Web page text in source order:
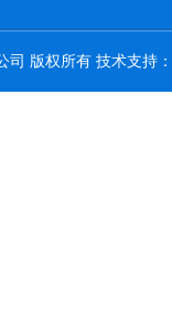
司 版权所有 技术支持：